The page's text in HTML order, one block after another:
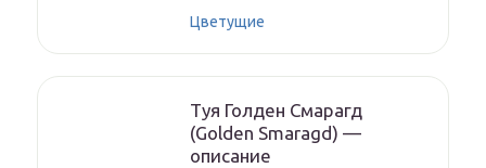
Цветущие
Туя Голден Смарагд
(Golden Smaragd) —
описание